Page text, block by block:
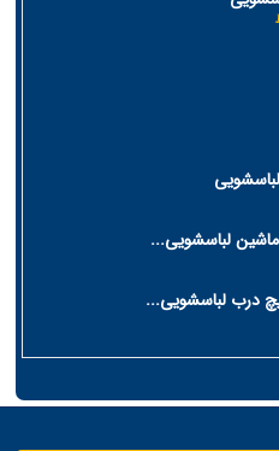
لباسشویی...
درب لباسشویی...